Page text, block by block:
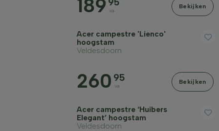
189 va
Bekijken
Acer campestre 'Lienco'
hoogstam
Veldesdoorn
260 95
va
Bekijken
Acer campestre ‘Huibers
Elegant’ hoogstam
Veldesdoorn